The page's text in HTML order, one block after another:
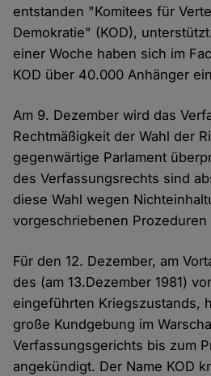
entstanden "Komitees für
Demokratie" (KOD),
einer Woche haben sich im
KOD über 40.000 Anhänger
Am 9. Dezember wird das
Rechtmäßigkeit der Wahl der
gegenwärtige Parlament
des Verfassungsrechts sind
diese Wahl wegen
vorgeschriebenen
Für den 12. Dezember, am
des (am 13.Dezember 1981)
eingeführten Kriegszustands,
große Kundgebung im
Verfassungsgerichts bis zum
angekündigt. Der Name KOD